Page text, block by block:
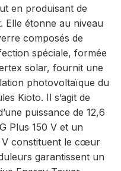
en produisant de
Elle étonne au niveau
composés de
spéciale, formée
solar, fournit une
photovoltaïque du
Kioto. Il s’agit de
puissance de 12,6
Plus 150 V et un
V constituent le cœur
garantissent un